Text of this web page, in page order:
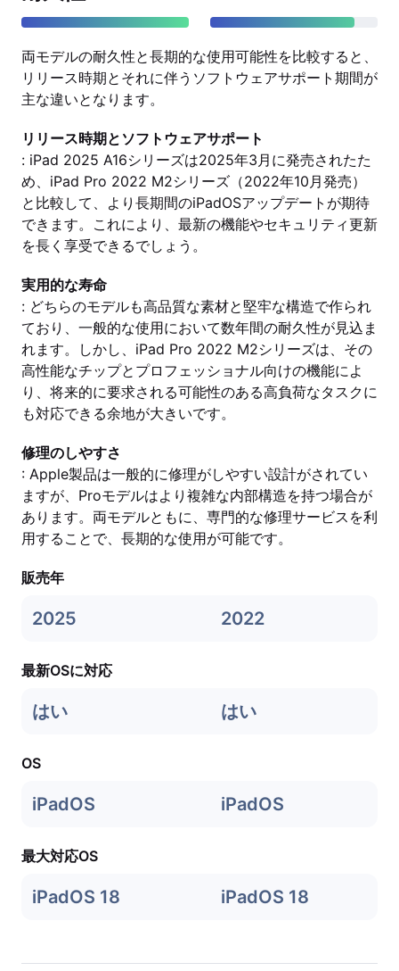
両モデルの耐久性と長期的な使用可能性を比較すると、
リリース時期とそれに伴うソフトウェアサポート期間が
主な違いとなります。
リリース時期とソフトウェアサポート
: iPad 2025 A16シリーズは2025年3月に発売されたた
め、iPad Pro 2022 M2シリーズ（2022年10月発売）
と比較して、より長期間のiPadOSアップデートが期待
できます。これにより、最新の機能やセキュリティ更新
を長く享受できるでしょう。
実用的な寿命
: どちらのモデルも高品質な素材と堅牢な構造で作られ
ており、一般的な使用において数年間の耐久性が見込ま
れます。しかし、iPad Pro 2022 M2シリーズは、その
高性能なチップとプロフェッショナル向けの機能によ
り、将来的に要求される可能性のある高負荷なタスクに
も対応できる余地が大きいです。
修理のしやすさ
: Apple製品は一般的に修理がしやすい設計がされてい
ますが、Proモデルはより複雑な内部構造を持つ場合が
あります。両モデルともに、専門的な修理サービスを利
用することで、長期的な使用が可能です。
販売年
2025 2022
最新OSに対応
はい はい
OS
iPadOS iPadOS
最大対応OS
iPadOS 18 iPadOS 18